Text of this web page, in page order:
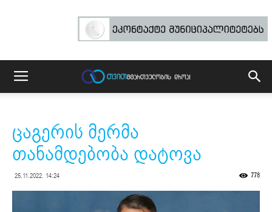
ცაგერის მერმა
თანამდებობა დატოვა
25.11.2022. 14:24 778